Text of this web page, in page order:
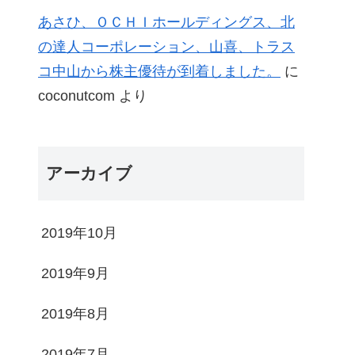
あさひ、ＯＣＨＩホールディングス、北
の達人コーポレーション、山喜、トラス
コ中山から株主優待が到着しました。
に
coconutcom より
アーカイブ
2019年10月
2019年9月
2019年8月